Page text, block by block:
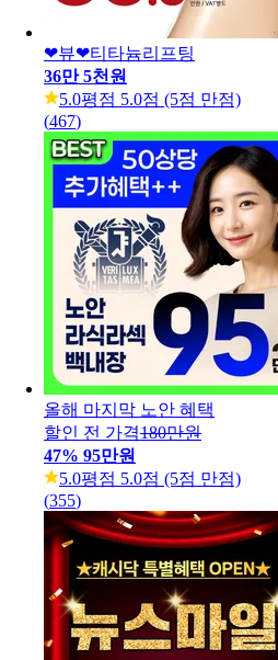
❤뷰❤티타늄리프팅
36만 5천원
5.0평점 5.0점 (5점 만점)
(467)
올해 마지막 노안 혜택
할인 전 가격180만원
47% 95만원
5.0평점 5.0점 (5점 만점)
(355)